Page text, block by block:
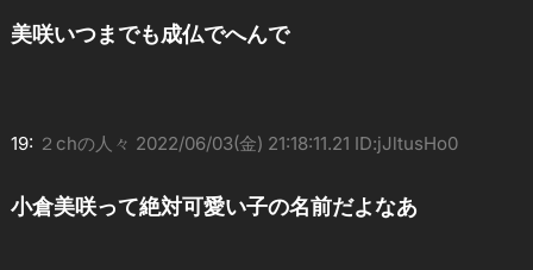
美咲いつまでも成仏でへんで
19: ２chの人々 2022/06/03(金) 21:18:11.21 ID:jJltusHo0
小倉美咲って絶対可愛い子の名前だよなあ